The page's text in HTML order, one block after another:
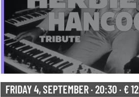
FRIDAY 4, SEPTEMBER · 20:30 · € 12